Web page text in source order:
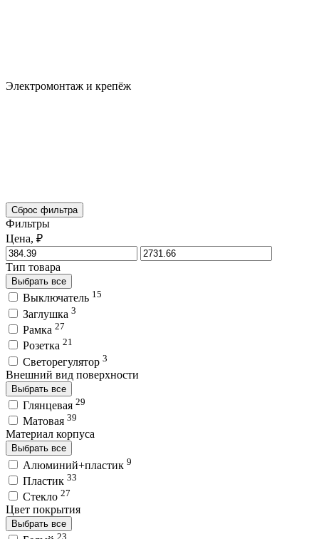
Электромонтаж и крепёж
Сброс фильтра
Фильтры
Цена, ₽
Тип товара
Выбрать все
Выключатель 15
Заглушка 3
Рамка 27
Розетка 21
Светорегулятор 3
Внешний вид поверхности
Выбрать все
Глянцевая 29
Матовая 39
Материал корпуса
Выбрать все
Алюминий+пластик 9
Пластик 33
Стекло 27
Цвет покрытия
Выбрать все
23